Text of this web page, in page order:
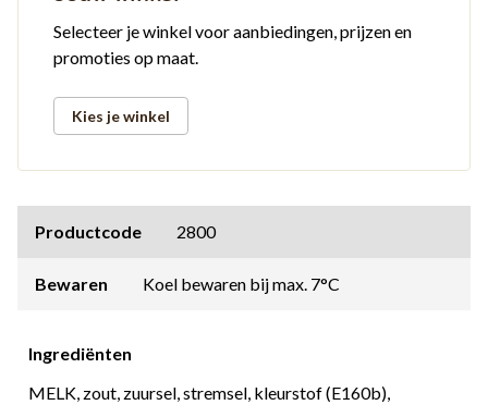
Selecteer je winkel voor aanbiedingen, prijzen en
promoties op maat.
Kies je winkel
Productcode 2800
Bewaren Koel bewaren bij max. 7°C
Ingrediënten
MELK, zout, zuursel, stremsel, kleurstof (E160b),